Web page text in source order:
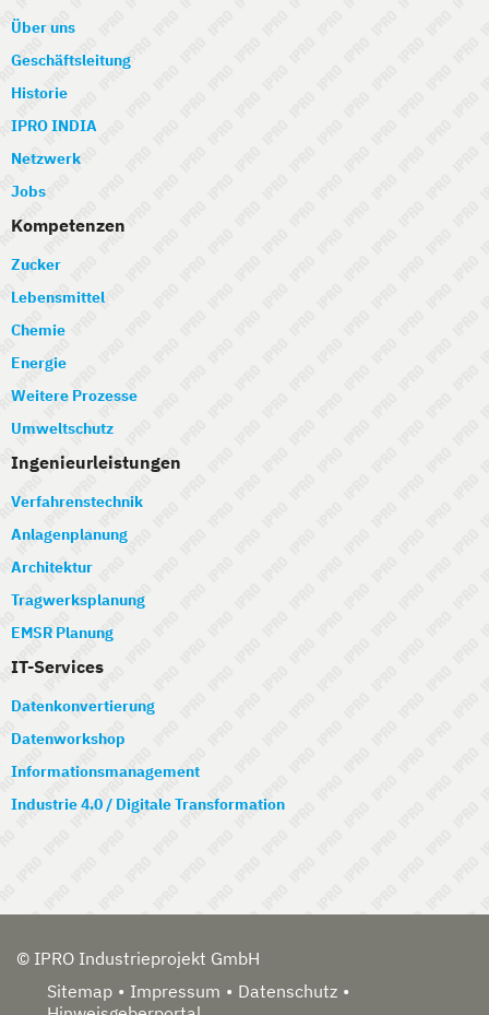
Über uns
Geschäftsleitung
Historie
IPRO INDIA
Netzwerk
Jobs
Kompetenzen
Zucker
Lebensmittel
Chemie
Energie
Weitere Prozesse
Umweltschutz
Ingenieurleistungen
Verfahrenstechnik
Anlagenplanung
Architektur
Tragwerksplanung
EMSR Planung
IT-Services
Datenkonvertierung
Datenworkshop
Informationsmanagement
Industrie 4.0 / Digitale Transformation
© IPRO Industrieprojekt GmbH
Sitemap
Impressum
Datenschutz